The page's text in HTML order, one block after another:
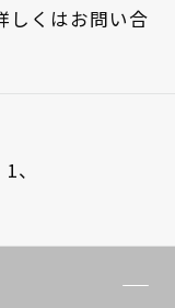
しくはお問い合
、